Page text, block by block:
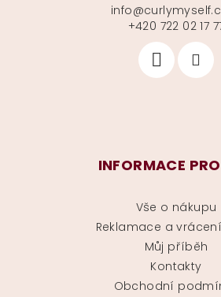
info@
+420 722 02 17
INFORMACE
Vše o nákupu
Reklamace a
Můj příběh
Kontakty
Obchodní